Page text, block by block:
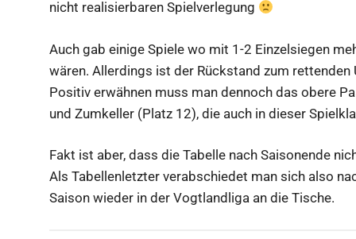
nicht realisierbaren Spielverlegung
Auch gab einige Spiele wo mit 1-2 Einzelsiegen
wären. Allerdings ist der Rückstand zum
Positiv erwähnen muss man dennoch das obere
und Zumkeller (Platz 12), die auch in dieser
Fakt ist aber, dass die Tabelle nach Saisonende
Als Tabellenletzter verabschiedet man sich also
Saison wieder in der Vogtlandliga an die Tische.